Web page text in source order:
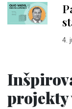
4.
projekty